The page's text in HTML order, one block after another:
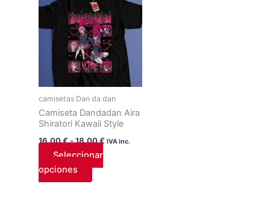
camisetas Dan da dan
Camiseta Dandadan Aira
Shiratori Kawaii Style
16,00€-18,00€ IVA inc.
Seleccionar
opciones
se
pueden
elegir
en
la
producto